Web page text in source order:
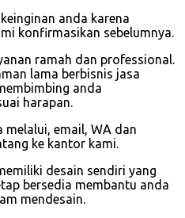
anda karena
konfirmasikan sebelumnya.
ramah dan professional.
lama berbisnis jasa
anda
harapan.
melalui, email, WA dan
ke kantor kami.
desain sendiri yang
bersedia membantu anda
mendesain.